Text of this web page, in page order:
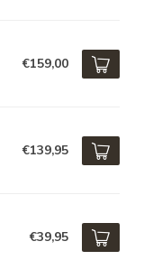
€159,00
€139,95
€39,95